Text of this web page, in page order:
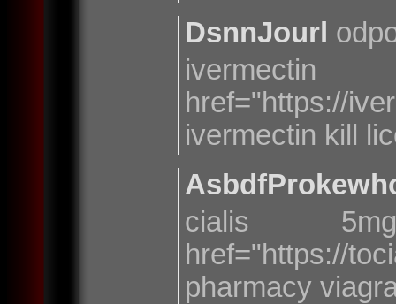
DsnnJourl
ivermectin kill
cialis
href="https://
pharmacy